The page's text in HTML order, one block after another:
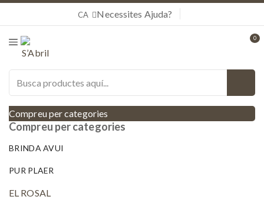
Necessites Ajuda?
CA
0
Compreu per categories
Compreu per categories
BRINDA AVUI
PUR PLAER
EL ROSAL